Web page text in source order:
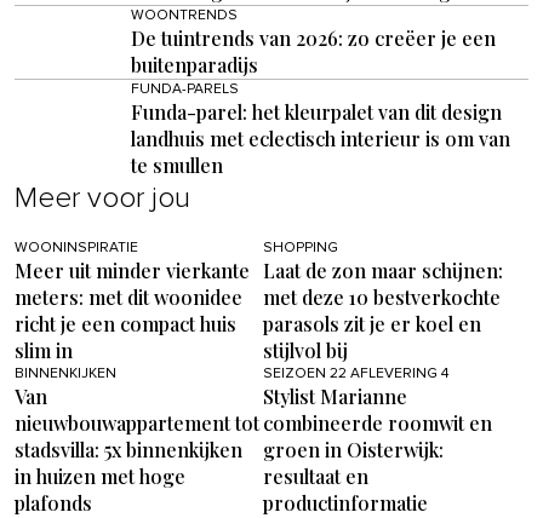
WOONTRENDS
De tuintrends van 2026: zo creëer je een
buitenparadijs
FUNDA-PARELS
Funda-parel: het kleurpalet van dit design
landhuis met eclectisch interieur is om van
te smullen
Meer voor jou
WOONINSPIRATIE
Meer uit minder vierkante
meters: met dit woonidee
richt je een compact huis
slim in
SHOPPING
Laat de zon maar schijnen:
met deze 10 bestverkochte
parasols zit je er koel en
stijlvol bij
BINNENKIJKEN
Van
nieuwbouwappartement tot
stadsvilla: 5x binnenkijken
in huizen met hoge
plafonds
SEIZOEN 22 AFLEVERING 4
Stylist Marianne
combineerde roomwit en
groen in Oisterwijk:
resultaat en
productinformatie